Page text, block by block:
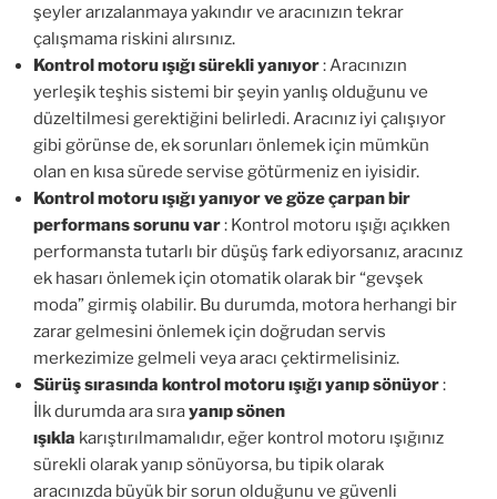
şeyler arızalanmaya yakındır ve aracınızın tekrar
çalışmama riskini alırsınız.
Kontrol motoru ışığı sürekli yanıyor: Aracınızın
yerleşik teşhis sistemi bir şeyin yanlış olduğunu ve
düzeltilmesi gerektiğini belirledi. Aracınız iyi çalışıyor
gibi görünse de, ek sorunları önlemek için mümkün
olan en kısa sürede servise götürmeniz en iyisidir.
Kontrol motoru ışığı yanıyor ve göze çarpan bir
performans sorunu var: Kontrol motoru ışığı açıkken
performansta tutarlı bir düşüş fark ediyorsanız, aracınız
ek hasarı önlemek için otomatik olarak bir “gevşek
moda” girmiş olabilir. Bu durumda, motora herhangi bir
zarar gelmesini önlemek için doğrudan servis
merkezimize gelmeli veya aracı çektirmelisiniz.
Sürüş sırasında kontrol motoru ışığı yanıp sönüyor:
İlk durumda ara sırayanıp sönen
ışıkla karıştırılmamalıdır, eğer kontrol motoru ışığınız
sürekli olarak yanıp sönüyorsa, bu tipik olarak
aracınızda büyük bir sorun olduğunu ve güvenli